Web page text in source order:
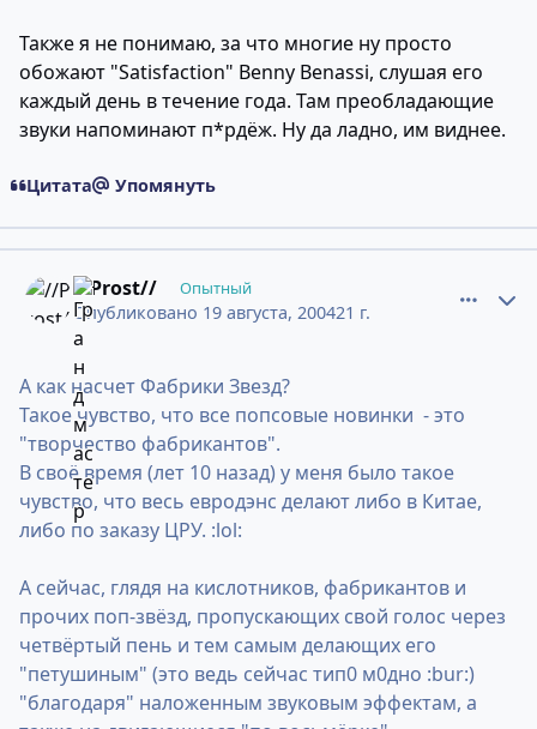
Также я не понимаю, за что многие ну просто
обожают "Satisfaction" Benny Benassi, слушая его
каждый день в течение года. Там преобладающие
звуки напоминают п*рдёж. Ну да ладно, им виднее.
Цитата Упомянуть
//Prost// Опытный
Опубликовано 19 августа, 200421 г.
А как насчет Фабрики Звезд?
Такое чувство, что все попсовые новинки - это
"творчество фабрикантов".
В своё время (лет 10 назад) у меня было такое
чувство, что весь евродэнс делают либо в Китае,
либо по заказу ЦРУ. :lol:
А сейчас, глядя на кислотников, фабрикантов и
прочих поп-звёзд, пропускающих свой голос через
четвёртый пень и тем самым делающих его
"петушиным" (это ведь сейчас тип0 м0дно :bur:)
"благодаря" наложенным звуковым эффектам, а